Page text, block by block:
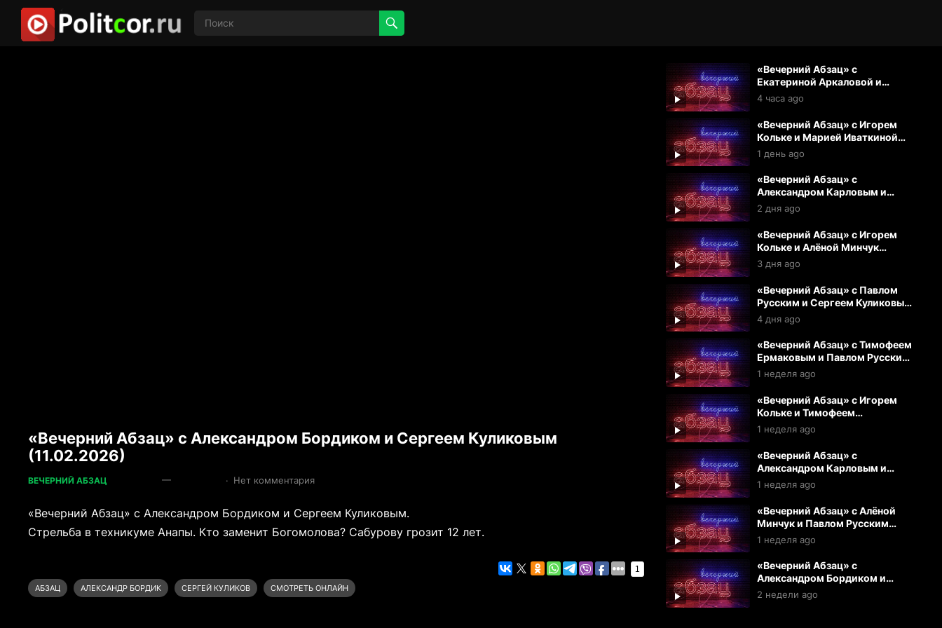
«Вечерний Абзац» с Александром Бордиком и Сергеем Куликовым
(11.02.2026)
ВЕЧЕРНИЙ АБЗАЦ — · Нет комментария
«Вечерний Абзац» с Александром Бордиком и Сергеем Куликовым.
Стрельба в техникуме Анапы. Кто заменит Богомолова? Сабурову грозит 12 лет.
1
АБЗАЦ
АЛЕКСАНДР БОРДИК СЕРГЕЙ КУЛИКОВ СМОТРЕТЬ ОНЛАЙН
«Вечерний Абзац» с
Екатериной Аркаловой и
Павлом Русским (07.08.2026)
4 часа ago
«Вечерний Абзац» с Игорем
Кольке и Марией Иваткиной
(06.08.2026)
1 день ago
«Вечерний Абзац» с
Александром Карловым и
Екатериной Аркаловой
(05.08.2026)
2 дня ago
«Вечерний Абзац» с Игорем
Кольке и Алёной Минчук
(04.07.2026)
3 дня ago
«Вечерний Абзац» с Павлом
Русским и Сергеем Куликовым
(03.08.2026)
4 дня ago
«Вечерний Абзац» с Тимофеем
Ермаковым и Павлом Русским
(31.07.2026)
1 неделя ago
«Вечерний Абзац» с Игорем
Кольке и Тимофеем
Ермаковым (30.07.2026)
1 неделя ago
«Вечерний Абзац» с
Александром Карловым и
Игрем Кольке (29.07.2026)
1 неделя ago
«Вечерний Абзац» с Алёной
Минчук и Павлом Русским
(28.07.2026)
1 неделя ago
«Вечерний Абзац» с
Александром Бордиком и
Екатериной Аркаловой
(27.07.2026)
2 недели ago